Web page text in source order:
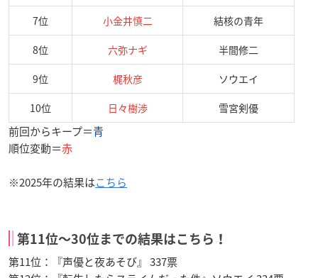
7位 小金井慎二 結核の青年
8位 六弥ナギ 半間修二
9位 梶秋彦 ソウエイ
10位 日々樹渉 雪宮剣優
前回からキープ＝青
順位変動＝赤
※2025年の結果はこちら
第11位〜30位までの結果はこちら！
第11位：『声優と夜あそび』 337票